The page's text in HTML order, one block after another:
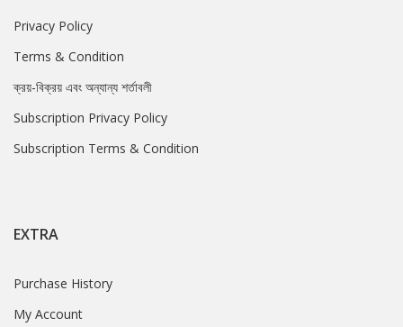
Privacy Policy
Terms & Condition
ক্রয়-বিক্রয় এবং অন্যান্য শর্তাবলী
Subscription Privacy Policy
Subscription Terms & Condition
EXTRA
Purchase History
My Account